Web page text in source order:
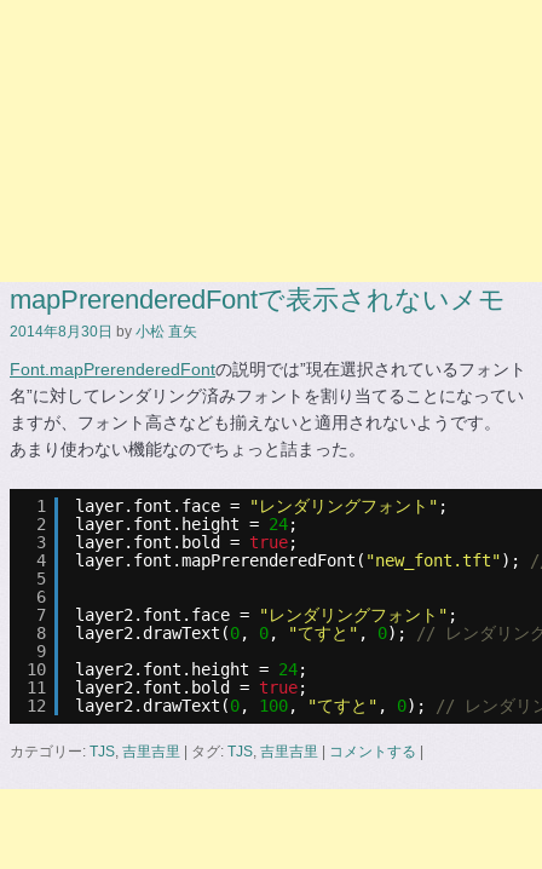
mapPrerenderedFontで表示されないメモ
2014年8月30日 by 小松 直矢
Font.mapPrerenderedFontの説明では”現在選択されているフォント
名”に対してレンダリング済みフォントを割り当てることになってい
ますが、フォント高さなども揃えないと適用されないようです。
あまり使わない機能なのでちょっと詰まった。
1
2
3
4
5
6
7
8
9
10
11
12
layer.font.face = "レンダリングフォント" ;
layer.font.height = 24;
layer.font.bold = true;
layer.font.mapPrerenderedFont( "new_font.tft");
layer2.font.face = "レンダリングフォント" ;
layer2.drawText(0, 0, "てすと" , 0);
// レンダリン
layer2.font.height = 24;
layer2.font.bold = true;
layer2.drawText(0, 100, "てすと" , 0); // レンダリ
カテゴリー: TJS, 吉里吉里 タグ: TJS, 吉里吉里 コメントする